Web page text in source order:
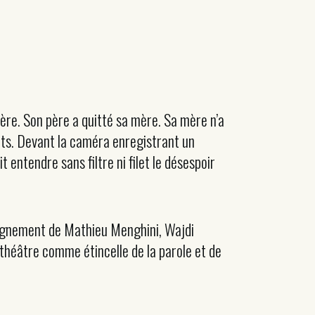
Son père a quitté sa mère. Sa mère n’a
Devant la caméra enregistrant un
entendre sans filtre ni filet le désespoir
de Mathieu Menghini, Wajdi
comme étincelle de la parole et de